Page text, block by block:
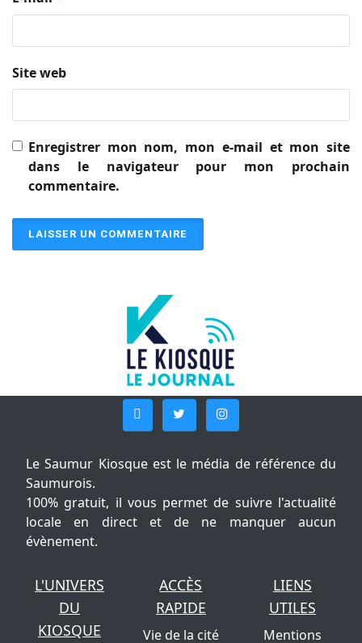
Site web
Enregistrer mon nom, mon e-mail et mon site
dans le navigateur pour mon prochain
commentaire.
Le Saumur Kiosque est le média de référence du
Saumurois.
100% gratuit, il vous permet de suivre l'actualité
locale en direct et de ne manquer aucun
évènement.
L'UNIVERS
DU
KIOSQUE
ACCÈS
RAPIDE
Vie de la cité
LIENS
UTILES
Mentions